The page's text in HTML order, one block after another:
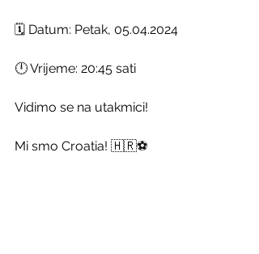
🗓 Datum: Petak, 05.04.2024
🕛 Vrijeme: 20:45 sati
Vidimo se na utakmici!
Mi smo Croatia! 🇭🇷⚽️